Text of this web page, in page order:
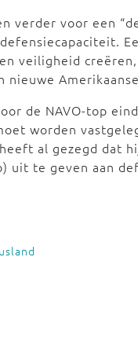
verder voor een
veiligheid
nieuwe
de NAVO-top
worden
al gezegd dat
uit te geven aan